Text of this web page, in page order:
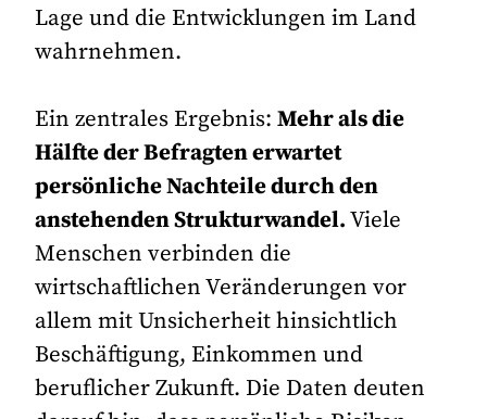
Lage und die Entwicklungen im Land
wahrnehmen.
Ein zentrales Ergebnis:Mehr als die
Hälfte der Befragten erwartet
persönliche Nachteile durch den
anstehenden Strukturwandel.Viele
Menschen verbinden die
wirtschaftlichen Veränderungen vor
allem mit Unsicherheit hinsichtlich
Beschäftigung, Einkommen und
beruflicher Zukunft. Die Daten deuten